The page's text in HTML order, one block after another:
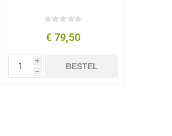
€ 79,50
i
h
BESTEL